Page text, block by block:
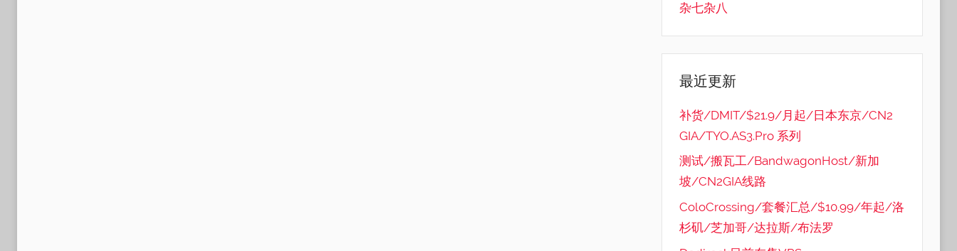
杂七杂八
最近更新
补货/DMIT/$21.9/月起/日本东京/CN2
GIA/TYO.AS3.Pro 系列
测试/搬瓦工/BandwagonHost/新加
坡/CN2GIA线路
ColoCrossing/套餐汇总/$10.99/年起/洛
杉矶/芝加哥/达拉斯/布法罗